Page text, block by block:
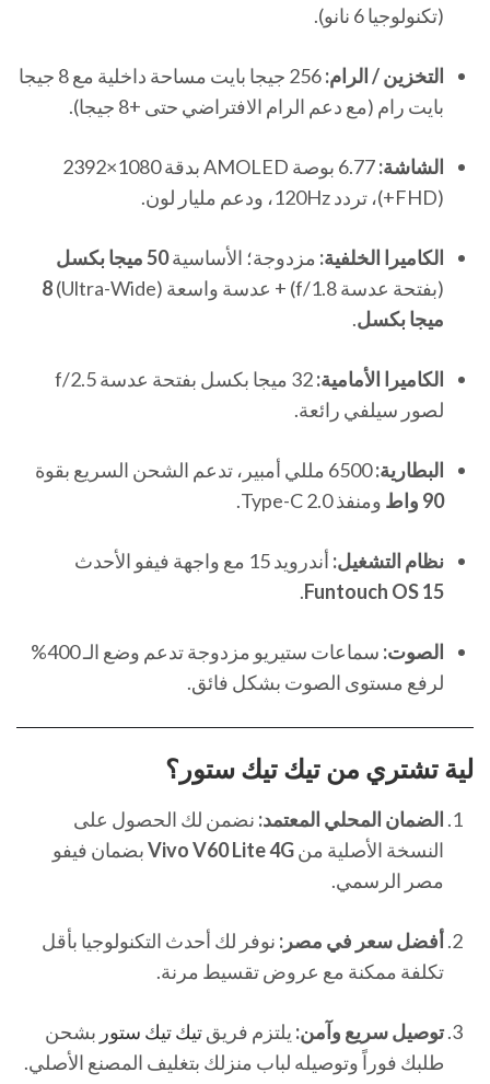
(تكنولوجيا 6 نانو).
التخزين / الرام:
256 جيجا بايت مساحة داخلية مع 8 جيجا
بايت رام (مع دعم الرام الافتراضي حتى +8 جيجا).
الشاشة:
6.77 بوصة AMOLED بدقة 1080×2392
(FHD+)، تردد 120Hz، ودعم مليار لون.
الكاميرا الخلفية: مزدوجة؛ الأساسية50 ميجا بكسل
(بفتحة عدسة f/1.8) + عدسة واسعة (Ultra-Wide)
8
ميجا بكسل.
الكاميرا الأمامية:
32 ميجا بكسل بفتحة عدسة f/2.5
لصور سيلفي رائعة.
البطارية:6500 مللي أمبير، تدعم الشحن السريع بقوة
90 واط
ومنفذ Type-C 2.0.
نظام التشغيل: أندرويد 15 مع واجهة فيفو الأحدث
Funtouch OS 15
.
الصوت:
سماعات ستيريو مزدوجة تدعم وضع الـ 400%
لرفع مستوى الصوت بشكل فائق.
لية تشتري من تيك تيك ستور ؟
الضمان المحلي المعتمد: نضمن لك الحصول على
النسخة الأصلية منVivo V60 Lite 4Gبضمان فيفو
مصر الرسمي.
أفضل سعر في مصر: نوفر لك أحدث التكنولوجيا بأقل
تكلفة ممكنة مع عروض تقسيط مرنة.
توصيل سريع وآمن: يلتزم فريقتيك تيك ستور بشحن
طلبك فوراً وتوصيله لباب منزلك بتغليف المصنع الأصلي.